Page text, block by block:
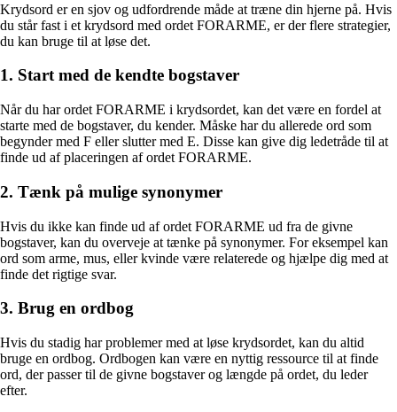
Krydsord er en sjov og udfordrende måde at træne din hjerne på. Hvis
du står fast i et krydsord med ordet FORARME, er der flere strategier,
du kan bruge til at løse det.
1. Start med de kendte bogstaver
Når du har ordet FORARME i krydsordet, kan det være en fordel at
starte med de bogstaver, du kender. Måske har du allerede ord som
begynder med F eller slutter med E. Disse kan give dig ledetråde til at
finde ud af placeringen af ordet FORARME.
2. Tænk på mulige synonymer
Hvis du ikke kan finde ud af ordet FORARME ud fra de givne
bogstaver, kan du overveje at tænke på synonymer. For eksempel kan
ord som arme, mus, eller kvinde være relaterede og hjælpe dig med at
finde det rigtige svar.
3. Brug en ordbog
Hvis du stadig har problemer med at løse krydsordet, kan du altid
bruge en ordbog. Ordbogen kan være en nyttig ressource til at finde
ord, der passer til de givne bogstaver og længde på ordet, du leder
efter.